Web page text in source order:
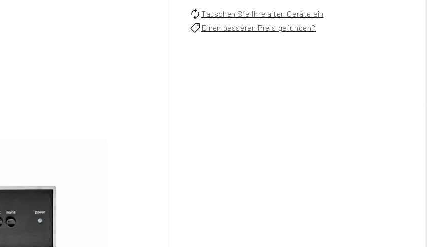
Tauschen Sie Ihre alten Geräte ein
Einen besseren Preis gefunden?